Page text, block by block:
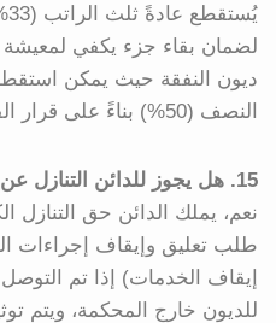
لضمان بقاء جزء يكفي لمعيشة
ديون النفقة حيث يمكن
النصف (50%) بناءً على قرار القاضي.
15. هل يجوز للدائن التنازل عن إجراءات التنفيذ ضد المدين؟
نعم، يملك الدائن حق التنازل
طلب تعليق وإيقاف إجراءات
إيقاف الخدمات) إذا تم
للديون خارج المحكمة، ويتم